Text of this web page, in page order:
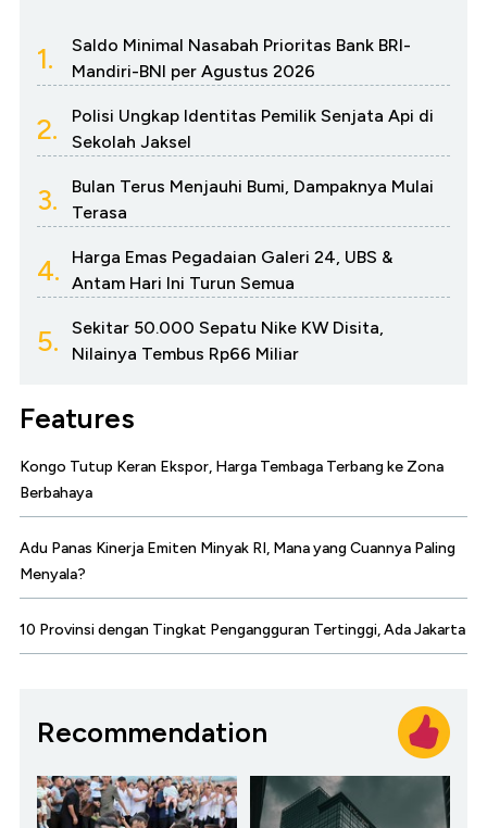
1.
Saldo Minimal Nasabah Prioritas Bank BRI-
Mandiri-BNI per Agustus 2026
2.
Polisi Ungkap Identitas Pemilik Senjata Api di
Sekolah Jaksel
3.
Bulan Terus Menjauhi Bumi, Dampaknya Mulai
Terasa
4.
Harga Emas Pegadaian Galeri 24, UBS &
Antam Hari Ini Turun Semua
5.
Sekitar 50.000 Sepatu Nike KW Disita,
Nilainya Tembus Rp66 Miliar
Features
Kongo Tutup Keran Ekspor, Harga Tembaga Terbang ke Zona
Berbahaya
Adu Panas Kinerja Emiten Minyak RI, Mana yang Cuannya Paling
Menyala?
10 Provinsi dengan Tingkat Pengangguran Tertinggi, Ada Jakarta
Recommendation